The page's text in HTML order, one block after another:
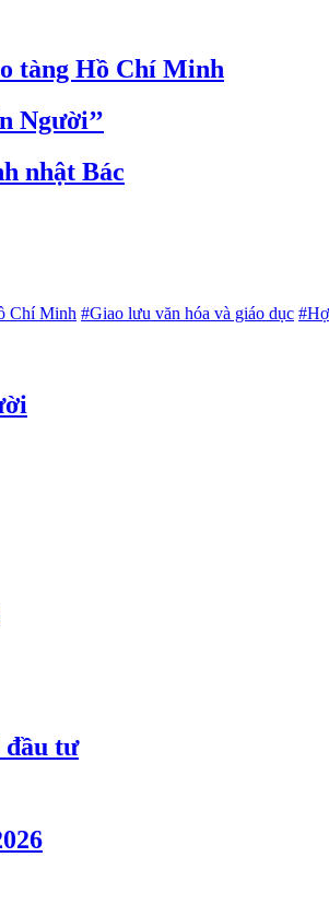
tàng Hồ Chí Minh
Người’’
nhật Bác
Chí Minh #Giao lưu văn hóa và giáo dục
đầu tư